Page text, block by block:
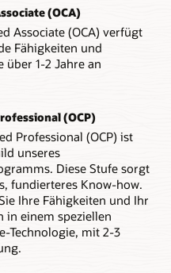
(OCA)
Associate (OCA) verfügt
Fähigkeiten und
über 1-2 Jahre an
(OCP)
Professional (OCP) ist
unseres
Diese Stufe sorgt
fundierteres Know-how.
Ihre Fähigkeiten und Ihr
in einem speziellen
Technologie, mit 2-3